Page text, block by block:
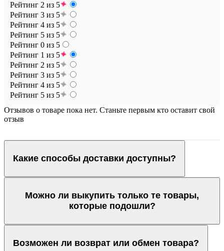
Рейтинг 2 из 5
Рейтинг 3 из 5
Рейтинг 4 из 5
Рейтинг 5 из 5
Рейтинг 0 из 5
Рейтинг 1 из 5
Рейтинг 2 из 5
Рейтинг 3 из 5
Рейтинг 4 из 5
Рейтинг 5 из 5
Отзывов о товаре пока нет. Станьте первым кто оставит свой
отзыв
Какие способы доставки доступны?
Можно ли выкупить только те товары,
которые подошли?
Возможен ли возврат или обмен товара?